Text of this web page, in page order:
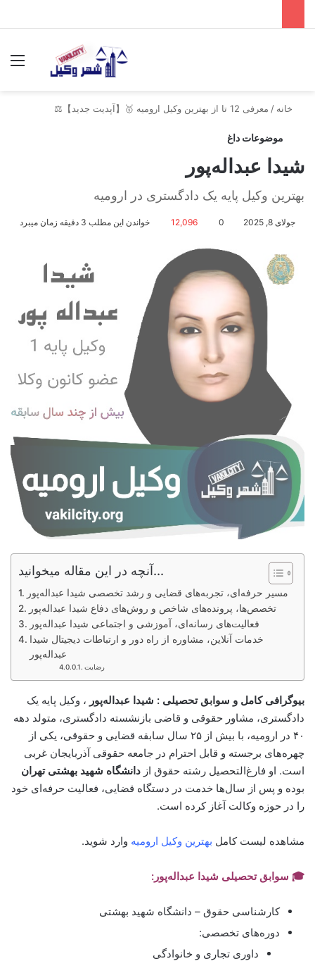
خانه / معرفی 12 تا از بهترین وکیل ارومیه 🥇【آپدیت جدید】⚖️
موضوعات داغ
شیدا عبداله‌پور
بهترین وکیل پایه یک دادگستری در ارومیه
جولای 8, 2025 0
12,096 خواندن این مطلب 3 دقیقه زمان میبرد
آنچه در این مقاله میخوانید...
مسیر حرفه‌ای، تجربه‌های قضایی و رشد تخصصی شیدا عبداله‌پور
تخصص‌ها، پرونده‌های شاخص و روش‌های دفاع شیدا عبداله‌پور
فعالیت‌های رسانه‌ای، آموزشی و اجتماعی شیدا عبداله‌پور
خدمات آنلاین، مشاوره از راه دور و ارتباطات دیجیتال شیدا
عبداله‌پور
رضایت
بیوگرافی کامل و سوابق تحصیلی : شیدا عبداله‌پور ، وکیل پایه یک
دادگستری، مشاور حقوقی و قاضی بازنشسته دادگستری، متولد دهه
۴۰ در ارومیه، با بیش از ۲۵ سال سابقه قضایی و حقوقی، یکی از
چهره‌های برجسته و قابل احترام در جامعه حقوقی آذربایجان غربی
است. او فارغ‌التحصیل رشته حقوق از دانشگاه شهید بهشتی تهران
بوده و پس از سال‌ها خدمت در دستگاه قضایی، فعالیت حرفه‌ای خود
را در حوزه وکالت آغاز کرده است.
مشاهده لیست کامل بهترین وکیل ارومیه وارد شوید.
🎓 سوابق تحصیلی شیدا عبداله‌پور:
کارشناسی حقوق – دانشگاه شهید بهشتی
دوره‌های تخصصی:
داوری تجاری و خانوادگی